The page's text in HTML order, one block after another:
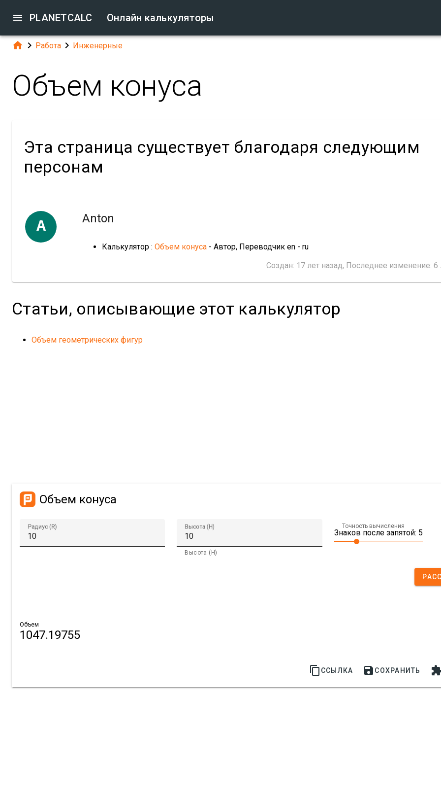
 PLANETCALC Онлайн калькуляторы
  Работа  Инженерные
Объем конуса
Эта страница существует благодаря следующим
персонам
A Anton
Калькулятор : Объем конуса - Автор, Переводчик en - ru
Создан: 17 лет назад, Последнее изменение: 6
Статьи, описывающие этот калькулятор
Объем геометрических фигур
Объем конуса
Радиус (R) Высота (H)
Высота (H)
Точность вычисления
Знаков после запятой: 5
Объем
1047.19755
 ССЫЛКА  СОХРАНИТЬ